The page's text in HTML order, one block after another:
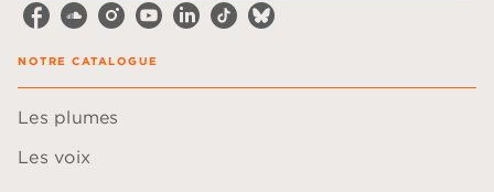
NOTRE CATALOGUE
Les plumes
Les voix